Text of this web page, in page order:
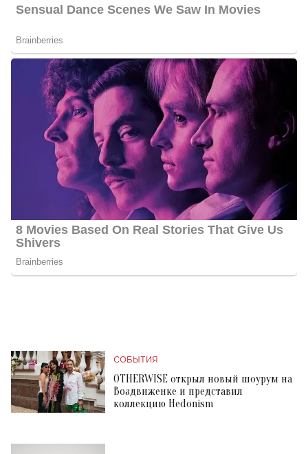
СОБЫТИЯ
OTHERWISE открыл новый шоурум на
Воздвиженке и представил
коллекцию Hedonism